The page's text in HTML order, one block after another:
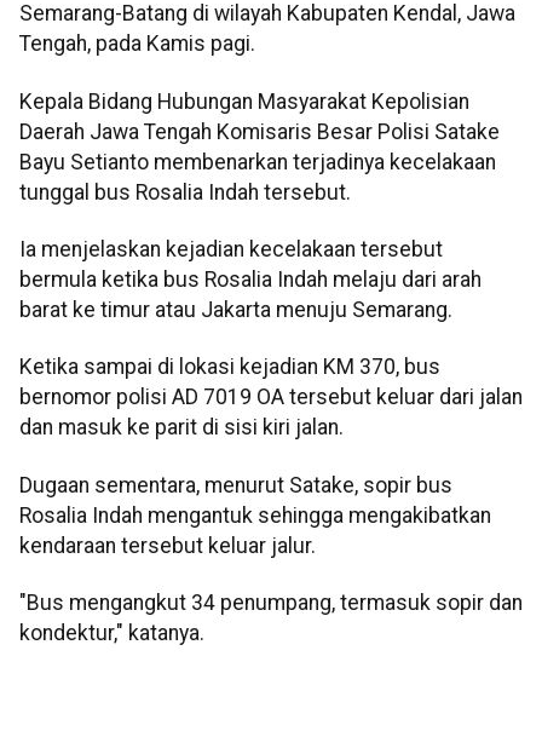
Semarang-Batang di wilayah Kabupaten Kendal, Jawa
Tengah, pada Kamis pagi.
Kepala Bidang Hubungan Masyarakat Kepolisian
Daerah Jawa Tengah Komisaris Besar Polisi Satake
Bayu Setianto membenarkan terjadinya kecelakaan
tunggal bus Rosalia Indah tersebut.
Ia menjelaskan kejadian kecelakaan tersebut
bermula ketika bus Rosalia Indah melaju dari arah
barat ke timur atau Jakarta menuju Semarang.
Ketika sampai di lokasi kejadian KM 370, bus
bernomor polisi AD 7019 OA tersebut keluar dari jalan
dan masuk ke parit di sisi kiri jalan.
Dugaan sementara, menurut Satake, sopir bus
Rosalia Indah mengantuk sehingga mengakibatkan
kendaraan tersebut keluar jalur.
"Bus mengangkut 34 penumpang, termasuk sopir dan
kondektur," katanya.